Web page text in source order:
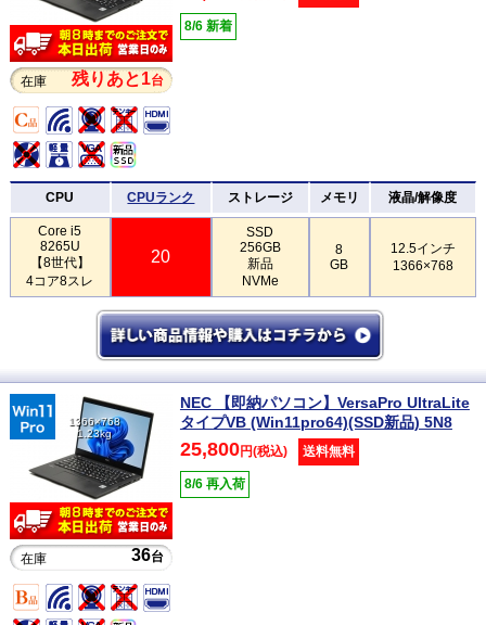
在庫 残りあと1台
8/6 新着
CPU CPUランク ストレージ メモリ 液晶/解像度
Core i5
8265U
【8世代】
4コア8スレ
20
SSD
256GB
新品
NVMe
8
GB
12.5インチ
1366×768
1366×768
1.23kg
在庫 36台
NEC 【即納パソコン】VersaPro UltraLite
タイプVB (Win11pro64)(SSD新品) 5N8
25,800円(税込) 送料無料
8/6 再入荷